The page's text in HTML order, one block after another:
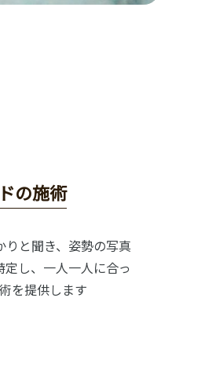
の施術
と聞き、姿勢の写真
し、一人一人に合っ
を提供します